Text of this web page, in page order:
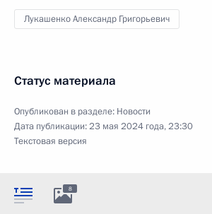
Лукашенко Александр Григорьевич
Статус материала
Опубликован в разделе: Новости
Дата публикации:23 мая 2024 года, 23:30
Текстовая версия
8